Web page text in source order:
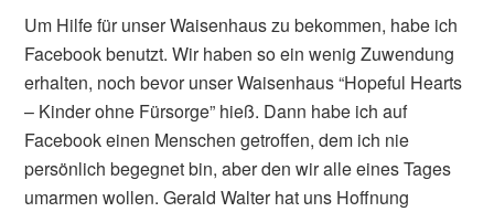
Um Hilfe für unser Waisenhaus zu bekommen, habe ich
Facebook benutzt. Wir haben so ein wenig Zuwendung
erhalten, noch bevor unser Waisenhaus “Hopeful Hearts
– Kinder ohne Fürsorge” hieß. Dann habe ich auf
Facebook einen Menschen getroffen, dem ich nie
persönlich begegnet bin, aber den wir alle eines Tages
umarmen wollen. Gerald Walter hat uns Hoffnung